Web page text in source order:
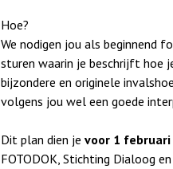
Hoe?
We nodigen jou als beginnend
sturen waarin je beschrijft hoe
bijzondere en originele
volgens jou wel een goede
Dit plan dien je voor 1 februari
FOTODOK, Stichting Dialoog